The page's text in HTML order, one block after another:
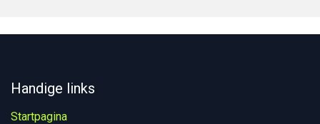
Handige links
Startpagina